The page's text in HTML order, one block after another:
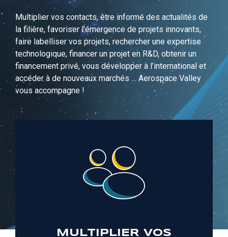
Multiplier vos contacts, être informé des actualités de
la filière, favoriser l’émergence de projets innovants,
faire labelliser vos projets, rechercher une expertise
technologique, financer un projet en R&D, obtenir un
financement privé, vous développer à l’international et
accéder à de nouveaux marchés … Aerospace Valley
vous accompagne !
MULTIPLIER VOS